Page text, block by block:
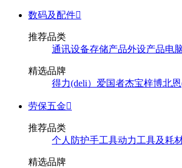
数码及配件
推荐品类
通讯设备存储产品外设产品电
精选品牌
得力(deli） 爱国者杰宝梓博北
劳保五金
推荐品类
个人防护手工具动力工具及耗
精选品牌